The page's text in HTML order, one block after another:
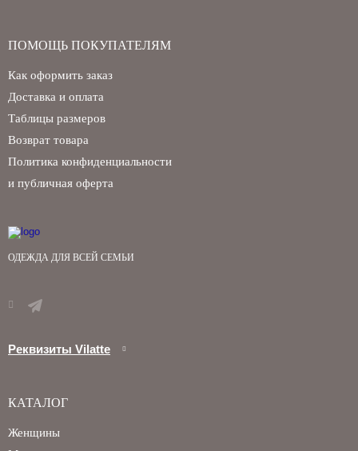
ОДЕЖДА ДЛЯ ВСЕЙ СЕМЬИ
Реквизиты Vilatte
ПОМОЩЬ ПОКУПАТЕЛЯМ
Как оформить заказ
Доставка и оплата
Таблицы размеров
Возврат товара
Политика конфиденциальности
и публичная оферта
КАТАЛОГ
Женщины